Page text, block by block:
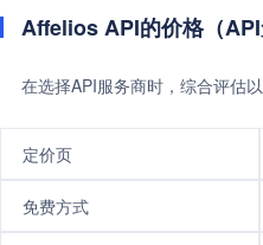
Affelios API的价格（API
在选择API服务商时，综合评估
定价页
免费方式